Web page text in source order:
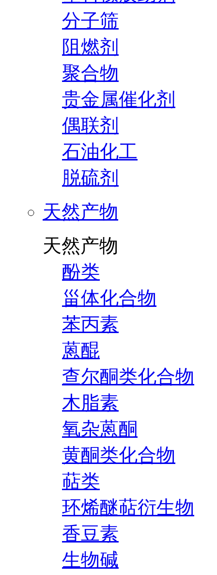
分子筛
阻燃剂
聚合物
贵金属催化剂
偶联剂
石油化工
脱硫剂
天然产物
天然产物
酚类
甾体化合物
苯丙素
蒽醌
查尔酮类化合物
木脂素
氧杂蒽酮
黄酮类化合物
萜类
环烯醚萜衍生物
香豆素
生物碱